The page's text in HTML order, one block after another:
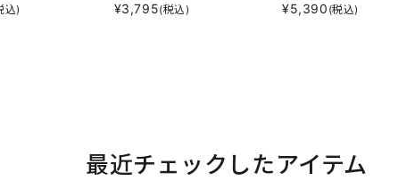
込)
¥3,795(税込)
¥5,390 (税込)
最近チェックしたアイテム